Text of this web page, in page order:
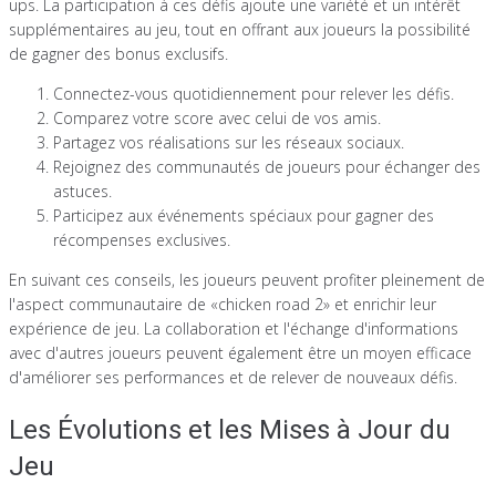
ups. La participation à ces défis ajoute une variété et un intérêt
supplémentaires au jeu, tout en offrant aux joueurs la possibilité
de gagner des bonus exclusifs.
Connectez-vous quotidiennement pour relever les défis.
Comparez votre score avec celui de vos amis.
Partagez vos réalisations sur les réseaux sociaux.
Rejoignez des communautés de joueurs pour échanger des
astuces.
Participez aux événements spéciaux pour gagner des
récompenses exclusives.
En suivant ces conseils, les joueurs peuvent profiter pleinement de
l'aspect communautaire de «chicken road 2» et enrichir leur
expérience de jeu. La collaboration et l'échange d'informations
avec d'autres joueurs peuvent également être un moyen efficace
d'améliorer ses performances et de relever de nouveaux défis.
Les Évolutions et les Mises à Jour du
Jeu